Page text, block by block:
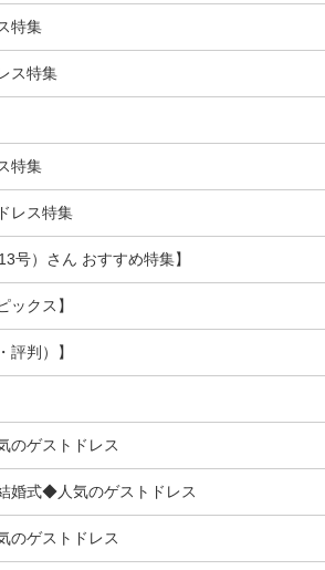
特集
ス特集
特集
レス特集
号）さん おすすめ特集】
ックス】
評判）】
ゲストドレス
婚式◆人気のゲストドレス
ゲストドレス